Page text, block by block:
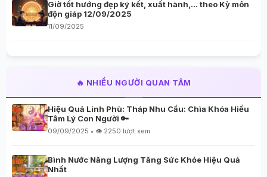
Giờ tốt hướng đẹp ký kết, xuất hành,… theo Kỳ môn
độn giáp 12/09/2025
11/09/2025
🔥 NHIỀU NGƯỜI QUAN TÂM
Hiệu Quả Linh Phù: Tháp Nhu Cầu: Chìa Khóa Hiểu
Tâm Lý Con Người 🔑
09/09/2025 • 👁️ 2250 lượt xem
Bình Nước Năng Lượng Tăng Sức Khỏe Hiệu Quả
Nhất